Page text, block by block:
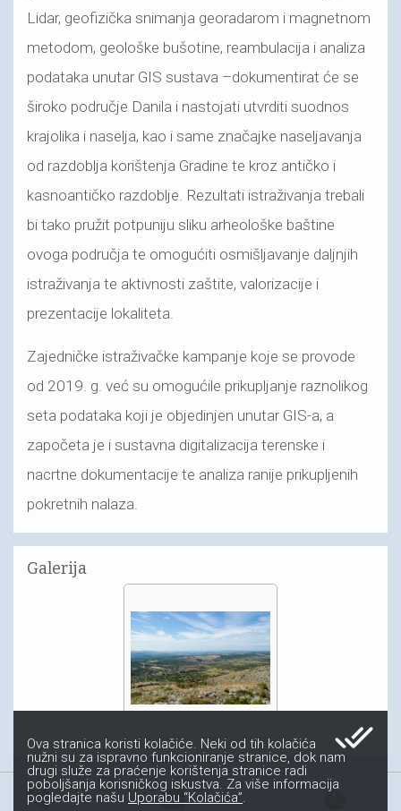
Lidar, geofizička snimanja georadarom i magnetnom
metodom, geološke bušotine, reambulacija i analiza
podataka unutar GIS sustava –dokumentirat će se
široko područje Danila i nastojati utvrditi suodnos
krajolika i naselja, kao i same značajke naseljavanja
od razdoblja korištenja Gradine te kroz antičko i
kasnoantičko razdoblje. Rezultati istraživanja trebali
bi tako pružit potpuniju sliku arheološke baštine
ovoga područja te omogućiti osmišljavanje daljnjih
istraživanja te aktivnosti zaštite, valorizacije i
prezentacije lokaliteta.
Zajedničke istraživačke kampanje koje se provode
od 2019. g. već su omogućile prikupljanje raznolikog
seta podataka koji je objedinjen unutar GIS-a, a
započeta je i sustavna digitalizacija terenske i
nacrtne dokumentacije te analiza ranije prikupljenih
pokretnih nalaza.
Galerija
account_tree fact_check cookie
done_all
Ova stranica koristi kolačiće. Neki od tih kolačića
nužni su za ispravno funkcioniranje stranice, dok nam
drugi služe za praćenje korištenja stranice radi
poboljšanja korisničkog iskustva. Za više informacija
pogledajte našu Uporabu “Kolačića”.